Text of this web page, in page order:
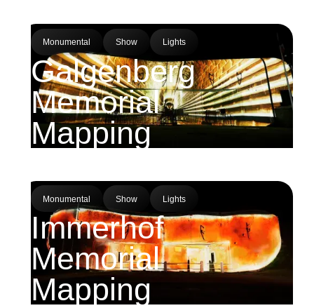
Monumental Show Lights
Galgenberg
Memorial
Mapping
Monumental Show Lights
Immerhof
Memorial
Mapping